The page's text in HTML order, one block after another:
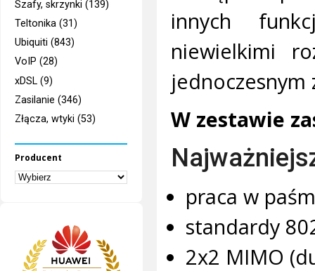
Szafy, skrzynki (139)
Teltonika (31)
Ubiquiti (843)
VoIP (28)
xDSL (9)
Zasilanie (346)
Złącza, wtyki (53)
Producent
innych
niewielkimi
W zestawie
praca w
standardy
2x2 MIMO